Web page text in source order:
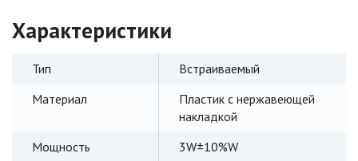
Характеристики
Тип
Встраиваемый
Материал
Пластик с нержавеющей
накладкой
Мощность
3W±10%W